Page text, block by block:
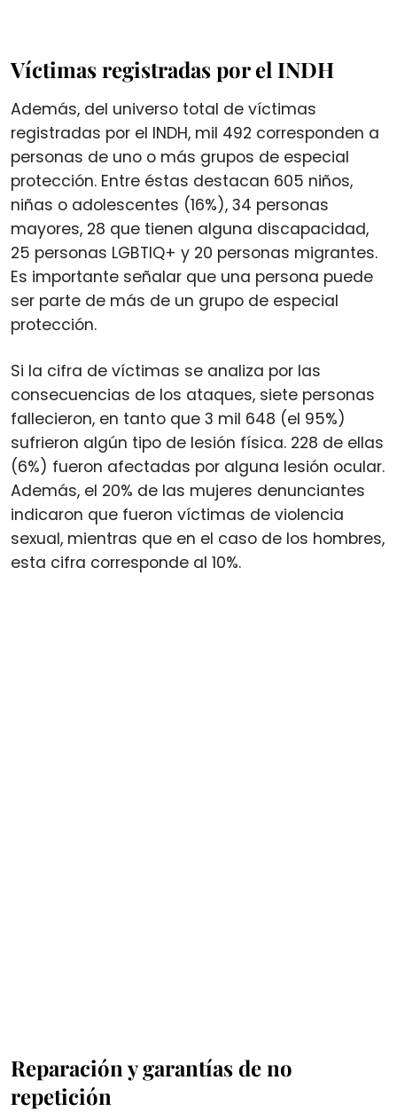
Víctimas registradas por el INDH
Además, del universo total de víctimas
registradas por el INDH, mil 492 corresponden a
personas de uno o más grupos de especial
protección. Entre éstas destacan 605 niños,
niñas o adolescentes (16%), 34 personas
mayores, 28 que tienen alguna discapacidad,
25 personas LGBTIQ+ y 20 personas migrantes.
Es importante señalar que una persona puede
ser parte de más de un grupo de especial
protección.
Si la cifra de víctimas se analiza por las
consecuencias de los ataques, siete personas
fallecieron, en tanto que 3 mil 648 (el 95%)
sufrieron algún tipo de lesión física. 228 de ellas
(6%) fueron afectadas por alguna lesión ocular.
Además, el 20% de las mujeres denunciantes
indicaron que fueron víctimas de violencia
sexual, mientras que en el caso de los hombres,
esta cifra corresponde al 10%.
Reparación y garantías de no
repetición